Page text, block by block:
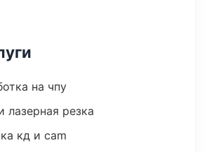
на чпу
лазерная резка
кд и cam